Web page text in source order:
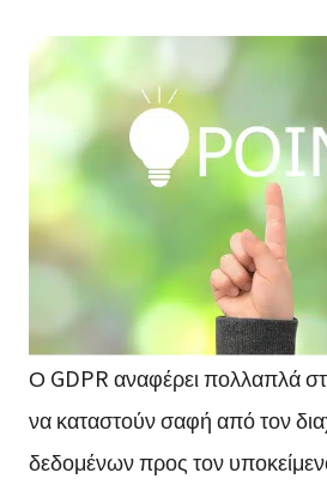
Ο GDPR αναφέρει πολλαπλά
να καταστούν σαφή από τον
δεδομένων προς τον